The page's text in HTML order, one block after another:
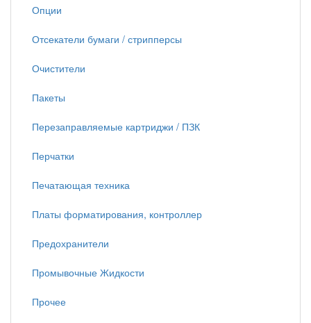
Опции
Отсекатели бумаги / стрипперсы
Очистители
Пакеты
Перезаправляемые картриджи / ПЗК
Перчатки
Печатающая техника
Платы форматирования, контроллер
Предохранители
Промывочные Жидкости
Прочее